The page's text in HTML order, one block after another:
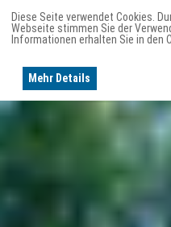
Diese Seite verwendet Cookies.
Webseite stimmen Sie der
Informationen erhalten Sie in den
Mehr Details